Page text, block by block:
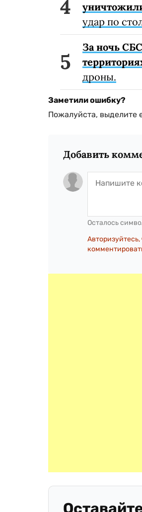
удар по
За ночь
дроны.
Заметили ошибку?
Пожалуйста,
Добавить
Осталось